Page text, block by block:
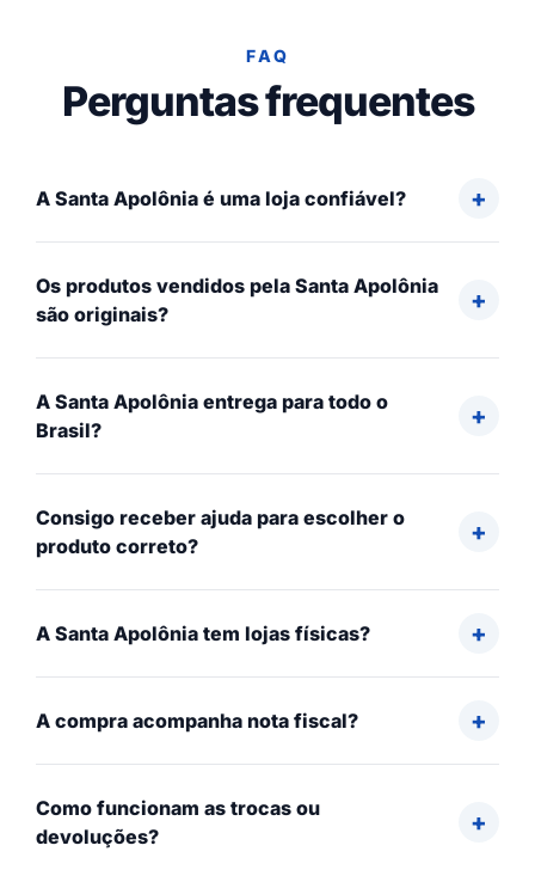
FAQ
Perguntas frequentes
A Santa Apolônia é uma loja confiável?
Os produtos vendidos pela Santa Apolônia
são originais?
A Santa Apolônia entrega para todo o
Brasil?
Consigo receber ajuda para escolher o
produto correto?
A Santa Apolônia tem lojas físicas?
A compra acompanha nota fiscal?
Como funcionam as trocas ou
devoluções?